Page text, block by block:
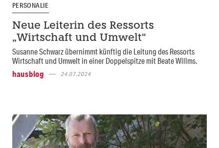
PERSONALIE
Neue Leiterin des Ressorts
„Wirtschaft und Umwelt“
Susanne Schwarz übernimmt künftig die Leitung des Ressorts
Wirtschaft und Umwelt in einer Doppelspitze mit Beate Willms.
hausblog
24.07.2024